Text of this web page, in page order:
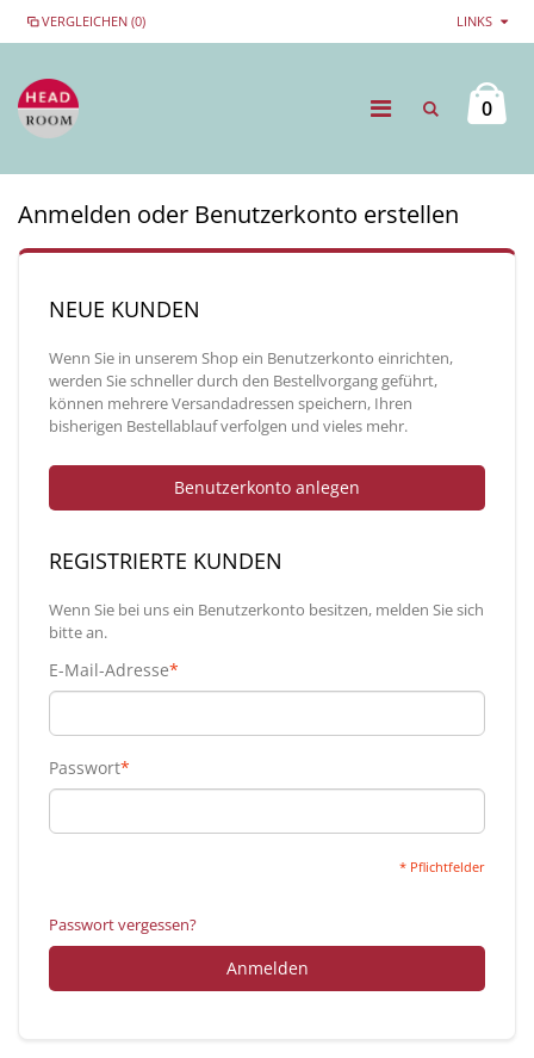
VERGLEICHEN (0) LINKS
0
Anmelden oder Benutzerkonto erstellen
NEUE KUNDEN
Wenn Sie in unserem Shop ein Benutzerkonto einrichten,
werden Sie schneller durch den Bestellvorgang geführt,
können mehrere Versandadressen speichern, Ihren
bisherigen Bestellablauf verfolgen und vieles mehr.
Benutzerkonto anlegen
REGISTRIERTE KUNDEN
Wenn Sie bei uns ein Benutzerkonto besitzen, melden Sie sich
bitte an.
*
E-Mail-Adresse
*
Passwort
* Pflichtfelder
Passwort vergessen?
Anmelden